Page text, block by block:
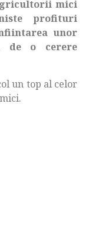
mici
profituri
unor
de o cerere
un top al celor